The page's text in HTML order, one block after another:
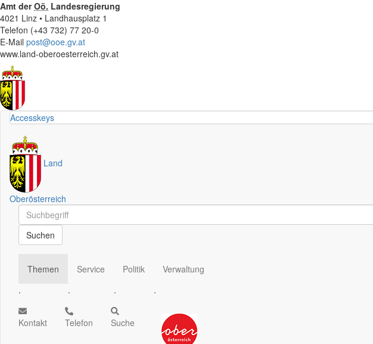
Amt derOö. Landesregierung
4021 Linz • Landhausplatz 1
Telefon (+43 732) 77 20-0
E-Mail post@ooe.gv.at
www.land-oberoesterreich.gv.at
Accesskeys
Land
Oberösterreich
Schnellsuche
Schnellsuche
Suchen
Themen
.
Service
.
Politik
.
Verwaltung
.
Kontakt
Telefon
Suche